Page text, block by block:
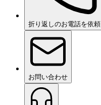
折り返しのお電話を依頼
お問い合わせ